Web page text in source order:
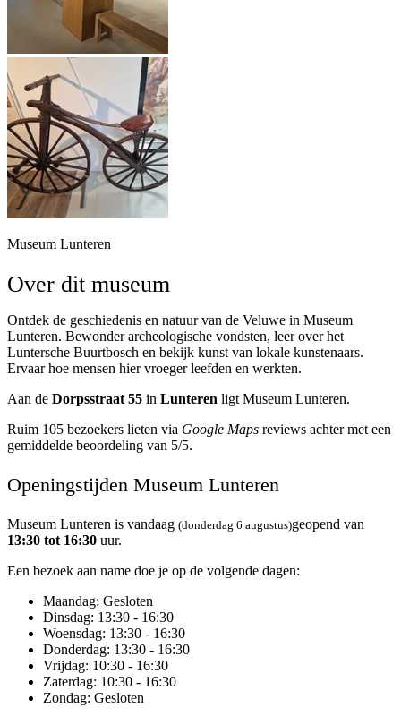
Museum Lunteren
Over dit museum
Ontdek de geschiedenis en natuur van de Veluwe in Museum
Lunteren. Bewonder archeologische vondsten, leer over het
Luntersche Buurtbosch en bekijk kunst van lokale kunstenaars.
Ervaar hoe mensen hier vroeger leefden en werkten.
Aan de Dorpsstraat 55 in Lunteren ligt Museum Lunteren.
Ruim 105 bezoekers lieten via Google Maps reviews achter met een
gemiddelde beoordeling van 5/5.
Openingstijden Museum Lunteren
Museum Lunteren is vandaag (donderdag 6 augustus)geopend van
13:30 tot 16:30 uur.
Een bezoek aan name doe je op de volgende dagen:
Maandag: Gesloten
Dinsdag: 13:30 - 16:30
Woensdag: 13:30 - 16:30
Donderdag: 13:30 - 16:30
Vrijdag: 10:30 - 16:30
Zaterdag: 10:30 - 16:30
Zondag: Gesloten